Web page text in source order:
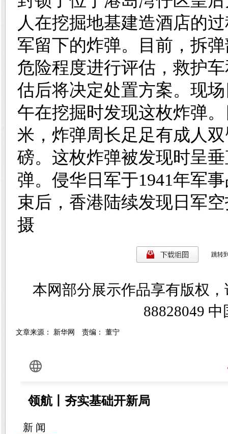
人在挖掘地基建造酒店的
军留下的炸弹。目前，拆
危险程度进行评估，救护
估后将决定处置方案。现
午在挖掘时发现这枚炸弹
米，炸弹周长足足有成人
磅。这枚炸弹被发现时呈
弹。侵华日军于1941年军
束后，香港陆续发现日军
摄
跳转
本网部分展示作品享有版权
88828049
文章来源： 新华网 责编： 董宁